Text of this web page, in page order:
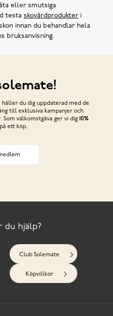
eller smutsiga
testa skovårdprodukter i
innan du behandlar hela
bruksanvisning.
du dig uppdaterad med de
till exklusiva kampanjer och
Som välkomstgåva ger vi dig 10%
ett köp.
du hjälp?
Club Solemate
Köpvillkor